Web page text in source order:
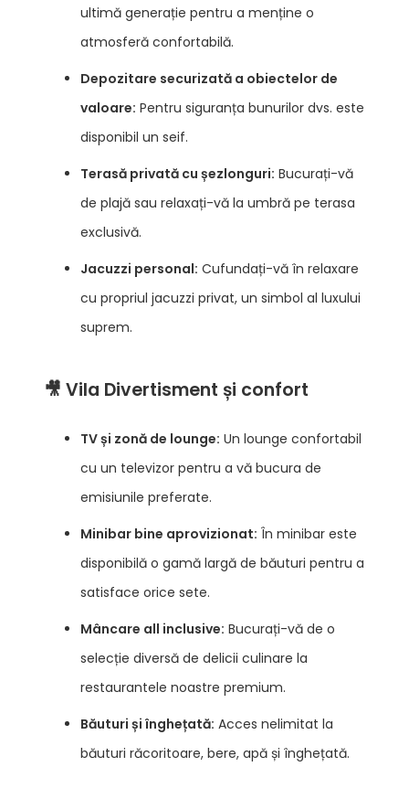
ultimă generație pentru a menține o
atmosferă confortabilă.
Depozitare securizată a obiectelor de
valoare: Pentru siguranța bunurilor dvs. este
disponibil un seif.
Terasă privată cu șezlonguri: Bucurați-vă
de plajă sau relaxați-vă la umbră pe terasa
exclusivă.
Jacuzzi personal: Cufundați-vă în relaxare
cu propriul jacuzzi privat, un simbol al luxului
suprem.
🎥 Vila Divertisment și confort
TV și zonă de lounge: Un lounge confortabil
cu un televizor pentru a vă bucura de
emisiunile preferate.
Minibar bine aprovizionat: În minibar este
disponibilă o gamă largă de băuturi pentru a
satisface orice sete.
Mâncare all inclusive: Bucurați-vă de o
selecție diversă de delicii culinare la
restaurantele noastre premium.
Băuturi și înghețată: Acces nelimitat la
băuturi răcoritoare, bere, apă și înghețată.